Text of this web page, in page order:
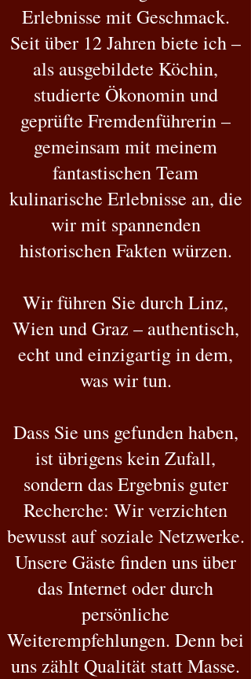
Erlebnisse mit Geschmack.
Seit über 12 Jahren biete ich –
als ausgebildete Köchin,
studierte Ökonomin und
geprüfte Fremdenführerin –
gemeinsam mit meinem
fantastischen Team
kulinarische Erlebnisse an, die
wir mit spannenden
historischen Fakten würzen.
Wir führen Sie durch Linz,
Wien und Graz – authentisch,
echt und einzigartig in dem,
was wir tun.
Dass Sie uns gefunden haben,
ist übrigens kein Zufall,
sondern das Ergebnis guter
Recherche: Wir verzichten
bewusst auf soziale Netzwerke.
Unsere Gäste finden uns über
das Internet oder durch
persönliche
Weiterempfehlungen. Denn bei
uns zählt Qualität statt Masse.